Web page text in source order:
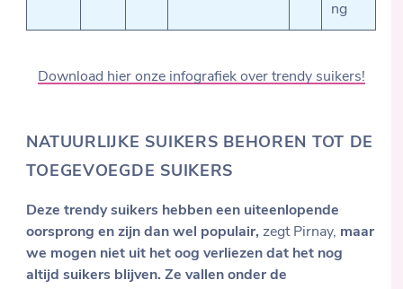
ng
Download hier onze infografiek over trendy suikers!
NATUURLIJKE SUIKERS BEHOREN TOT DE
TOEGEVOEGDE SUIKERS
Deze trendy suikers hebben een uiteenlopende
oorsprong en zijn dan wel populair,zegt Pirnay, maar
we mogen niet uit het oog verliezen dat het nog
altijd suikers blijven. Ze vallen onder de